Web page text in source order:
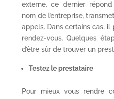
externe, ce dernier
nom de l’entreprise,
appels. Dans certains cas,
rendez-vous. Quelques
d’être sûr de trouver un
Testez le prestataire
Pour mieux vous rendre